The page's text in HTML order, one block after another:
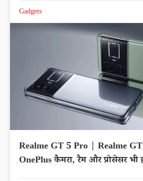
Gadgets
Realme GT 5 Pro | Realme
OnePlus कैमरा, रैम और प्रोसेसर भी